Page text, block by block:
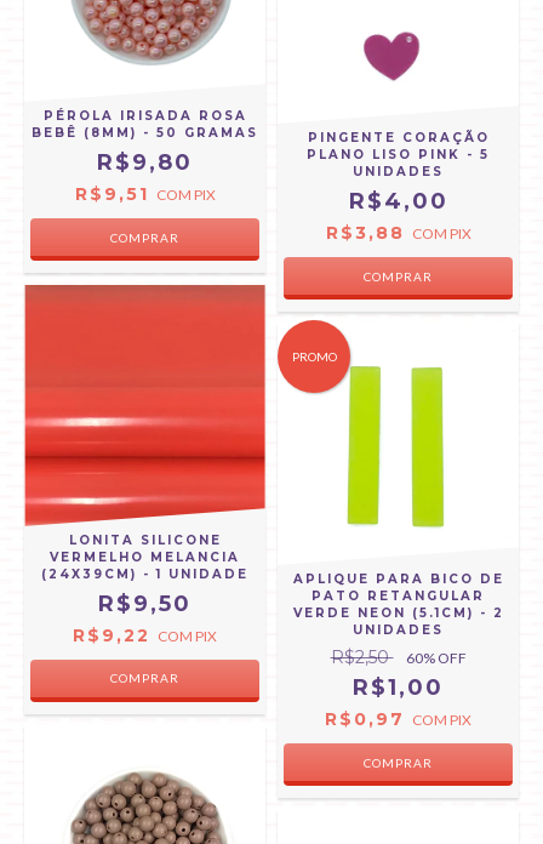
PÉROLA IRISADA ROSA
BEBÊ (8MM) - 50 GRAMAS
R$9,80
R$9,51 COM PIX
PINGENTE CORAÇÃO
PLANO LISO PINK - 5
UNIDADES
R$4,00
R$3,88 COM PIX
LONITA SILICONE
VERMELHO MELANCIA
(24X39CM) - 1 UNIDADE
R$9,50
R$9,22 COM PIX
PROMO
APLIQUE PARA BICO DE
PATO RETANGULAR
VERDE NEON (5.1CM) - 2
UNIDADES
R$2,50 60% OFF
R$1,00
R$0,97 COM PIX